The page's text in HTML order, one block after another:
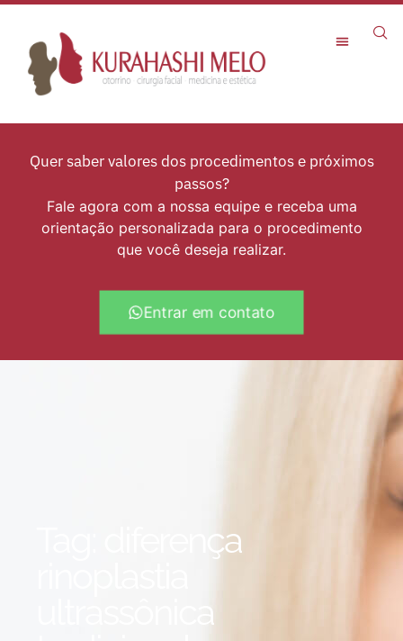
Quer saber valores dos procedimentos e próximos
passos?
Fale agora com a nossa equipe e receba uma
orientação personalizada para o procedimento
que você deseja realizar.
Entrar em contato
Tag: diferença
ultrassônica